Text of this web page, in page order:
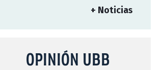
+ Noticias
OPINIÓN UBB